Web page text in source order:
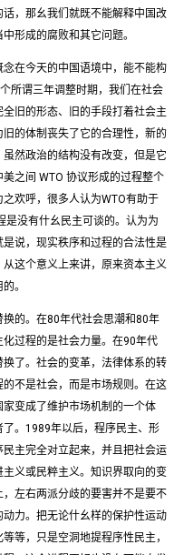
，那幺我们就既不能解释中国改
形成的腐败和其它问题。
在今天的中国语境中，能不能构
所谓三年调整时期，我们在社会
旧的形态、旧的手段打着社会主
的体制丧失了它的合理性，新的
然政治的结构没有改变，但是它
之间 WTO 协议形成的过程整个
欢呼，很多人认为WTO有助于
是没有什幺民主可谈的。认为为
说，现实秩序和过程的合法性是
这个意义上来讲，原来资本主义
。
的。在80年代社会思潮和80年
过程的是社会力量。在90年代
了。社会的变革，法律体系的转
不是社会，而是市场规则。在这
变成了维护市场机制的一个体
。1989年以后，程序民主、形
主完全对立起来，并且把社会运
义或民粹主义。知识界取向的变
左右两派分歧的要害并不是要不
力。把无论什幺样的保护性运动
等，只是空洞地提程序性民主，